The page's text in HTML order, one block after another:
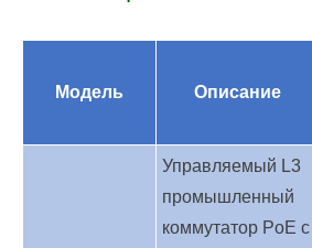
Модель Описание
Управляемый L3
промышленный
коммутатор PoE с